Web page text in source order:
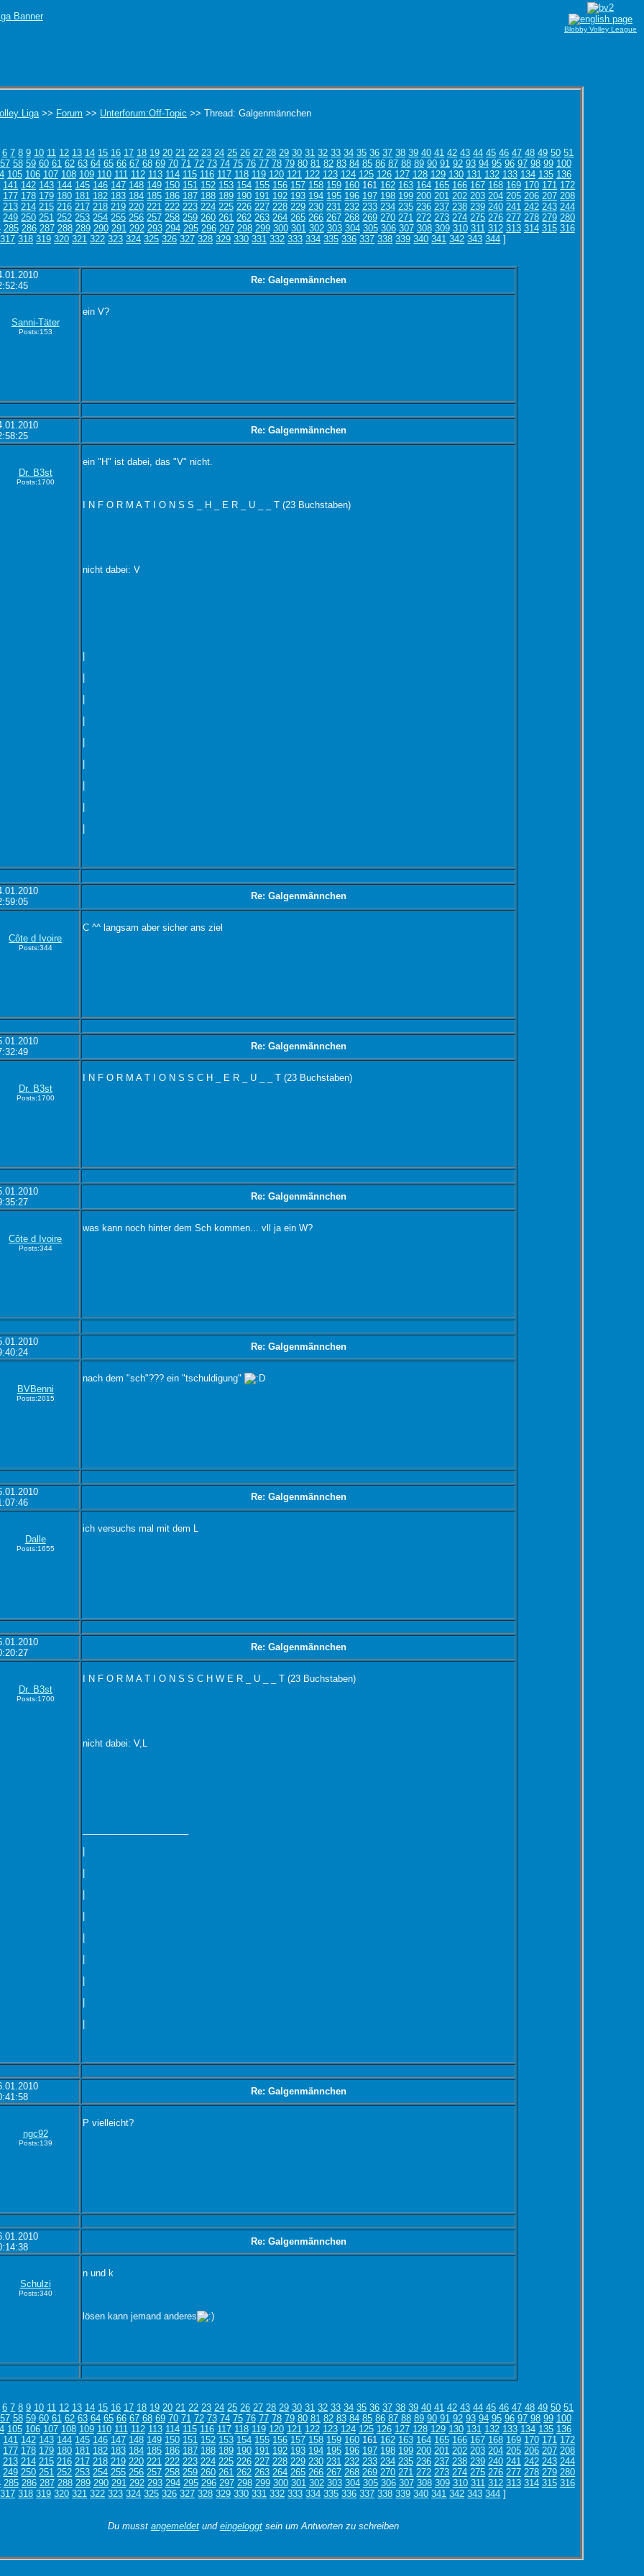
Liga>> Forum >> Unterforum:Off-Topic >> Thread: Galgenmännchen
6 7 8 9 10 11 12 13 14 15 16 17 18 19 20 21 22 23 24 25 26 27 28 29 30 31 32 33 34 35 36 37 38 39 40 41 42 43 44 45 46 47 48 49 50 51
57 58 59 60 61 62 63 64 65 66 67 68 69 70 71 72 73 74 75 76 77 78 79 80 81 82 83 84 85 86 87 88 89 90 91 92 93 94 95 96 97 98 99 100
105 106 107 108 109 110 111 112 113 114 115 116 117 118 119 120 121 122 123 124 125 126 127 128 129 130 131 132 133 134 135 136
141 142 143 144 145 146 147 148 149 150 151 152 153 154 155 156 157 158 159 160 161 162 163 164 165 166 167 168 169 170 171 172
177 178 179 180 181 182 183 184 185 186 187 188 189 190 191 192 193 194 195 196 197 198 199 200 201 202 203 204 205 206 207 208
213 214 215 216 217 218 219 220 221 222 223 224 225 226 227 228 229 230 231 232 233 234 235 236 237 238 239 240 241 242 243 244
249 250 251 252 253 254 255 256 257 258 259 260 261 262 263 264 265 266 267 268 269 270 271 272 273 274 275 276 277 278 279 280
285 286 287 288 289 290 291 292 293 294 295 296 297 298 299 300 301 302 303 304 305 306 307 308 309 310 311 312 313 314 315 316
317 318 319 320 321 322 323 324 325 326 327 328 329 330 331 332 333 334 335 336 337 338 339 340 341 342 343 344 ]
Re: Galgenmännchen
Sanni-Täter
Posts:153
ein V?
Re: Galgenmännchen
Dr. B3st
Posts:1700
ein "H" ist dabei, das "V" nicht.
I N F O R M A T I O N S S _ H _ E R _ U _ _ T (23 Buchstaben)
nicht dabei: V
Re: Galgenmännchen
Côte d Ivoire
Posts:344
C ^^ langsam aber sicher ans ziel
Re: Galgenmännchen
Dr. B3st
Posts:1700
I N F O R M A T I O N S S C H _ E R _ U _ _ T (23 Buchstaben)
Re: Galgenmännchen
Côte d Ivoire
Posts:344
was kann noch hinter dem Sch kommen... vll ja ein W?
Re: Galgenmännchen
BVBenni
Posts:2015
nach dem "sch"??? ein "tschuldigung"
Re: Galgenmännchen
Dalle
Posts:1655
ich versuchs mal mit dem L
Re: Galgenmännchen
Dr. B3st
Posts:1700
I N F O R M A T I O N S S C H W E R _ U _ _ T (23 Buchstaben)
nicht dabei: V,L
Re: Galgenmännchen
ngc92
Posts:139
P vielleicht?
Re: Galgenmännchen
Schulzi
Posts:340
n und k
lösen kann jemand anderes
6 7 8 9 10 11 12 13 14 15 16 17 18 19 20 21 22 23 24 25 26 27 28 29 30 31 32 33 34 35 36 37 38 39 40 41 42 43 44 45 46 47 48 49 50 51
57 58 59 60 61 62 63 64 65 66 67 68 69 70 71 72 73 74 75 76 77 78 79 80 81 82 83 84 85 86 87 88 89 90 91 92 93 94 95 96 97 98 99 100
105 106 107 108 109 110 111 112 113 114 115 116 117 118 119 120 121 122 123 124 125 126 127 128 129 130 131 132 133 134 135 136
141 142 143 144 145 146 147 148 149 150 151 152 153 154 155 156 157 158 159 160 161 162 163 164 165 166 167 168 169 170 171 172
177 178 179 180 181 182 183 184 185 186 187 188 189 190 191 192 193 194 195 196 197 198 199 200 201 202 203 204 205 206 207 208
213 214 215 216 217 218 219 220 221 222 223 224 225 226 227 228 229 230 231 232 233 234 235 236 237 238 239 240 241 242 243 244
249 250 251 252 253 254 255 256 257 258 259 260 261 262 263 264 265 266 267 268 269 270 271 272 273 274 275 276 277 278 279 280
285 286 287 288 289 290 291 292 293 294 295 296 297 298 299 300 301 302 303 304 305 306 307 308 309 310 311 312 313 314 315 316
317 318 319 320 321 322 323 324 325 326 327 328 329 330 331 332 333 334 335 336 337 338 339 340 341 342 343 344 ]
Du musst angemeldetund eingeloggtsein um Antworten zu schreiben
Blobby Volley League